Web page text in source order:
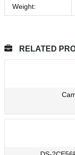
Weight:
RELATED